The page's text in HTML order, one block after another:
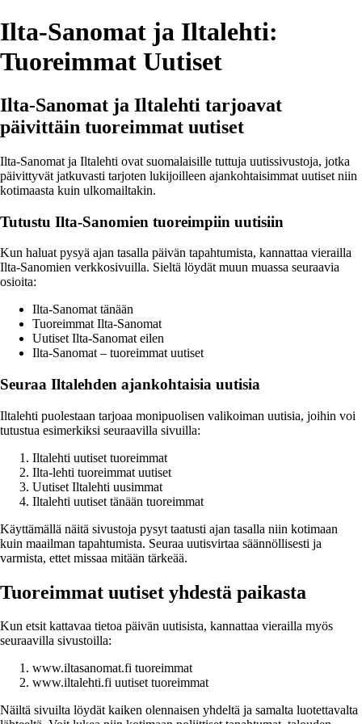
Ilta-Sanomat ja Iltalehti:
Tuoreimmat Uutiset
Ilta-Sanomat ja Iltalehti tarjoavat
päivittäin tuoreimmat uutiset
Ilta-Sanomat ja Iltalehti ovat suomalaisille tuttuja uutissivustoja, jotka
päivittyvät jatkuvasti tarjoten lukijoilleen ajankohtaisimmat uutiset niin
kotimaasta kuin ulkomailtakin.
Tutustu Ilta-Sanomien tuoreimpiin uutisiin
Kun haluat pysyä ajan tasalla päivän tapahtumista, kannattaa vierailla
Ilta-Sanomien verkkosivuilla. Sieltä löydät muun muassa seuraavia
osioita:
Ilta-Sanomat tänään
Tuoreimmat Ilta-Sanomat
Uutiset Ilta-Sanomat eilen
Ilta-Sanomat – tuoreimmat uutiset
Seuraa Iltalehden ajankohtaisia uutisia
Iltalehti puolestaan tarjoaa monipuolisen valikoiman uutisia, joihin voi
tutustua esimerkiksi seuraavilla sivuilla:
Iltalehti uutiset tuoreimmat
Ilta-lehti tuoreimmat uutiset
Uutiset Iltalehti uusimmat
Iltalehti uutiset tänään tuoreimmat
Käyttämällä näitä sivustoja pysyt taatusti ajan tasalla niin kotimaan
kuin maailman tapahtumista. Seuraa uutisvirtaa säännöllisesti ja
varmista, ettet missaa mitään tärkeää.
Tuoreimmat uutiset yhdestä paikasta
Kun etsit kattavaa tietoa päivän uutisista, kannattaa vierailla myös
seuraavilla sivustoilla:
www.iltasanomat.fi tuoreimmat
www.iltalehti.fi uutiset tuoreimmat
Näiltä sivuilta löydät kaiken olennaisen yhdeltä ja samalta luotettavalta